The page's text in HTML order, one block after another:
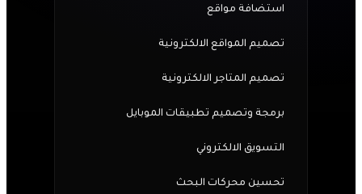
استضافة مواقع
تصميم المواقع الالكترونية
تصميم المتاجر الالكترونية
برمجة وتصميم تطبيقات الموبايل
التسويق الالكتروني
تحسين محركات البحث